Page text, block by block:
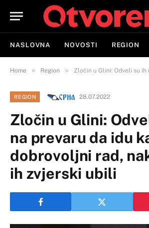
NASLOVNA NOVOSTI REGION
Home » Region » Zločin u Glini: Odveli su ih na prevaru da idu kao
REGION 28.07.2022
Zločin u Glini:
na prevaru da idu
dobrovoljni rad,
ih zvjerski ubili